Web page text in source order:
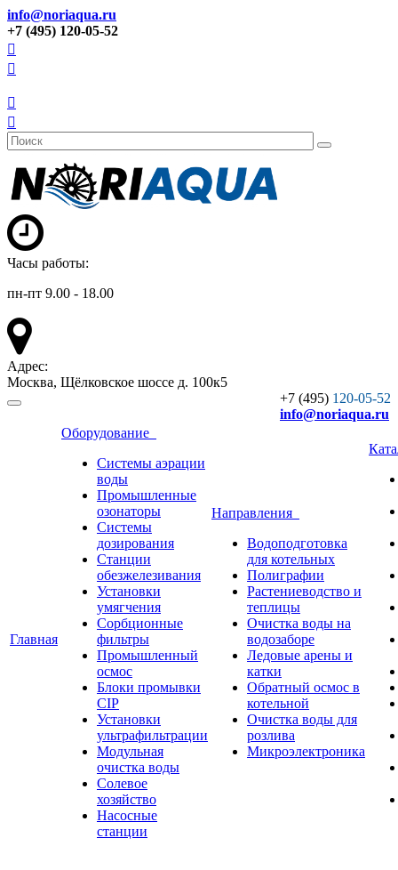
info@noriaqua.ru
+7 (495) 120-05-52
Часы работы:
пн-пт 9.00 - 18.00
Адрес:
Москва, Щёлковское шоссе д. 100к5
+7 (495) 120-05-52
info@noriaqua.ru
Главная
Оборудование
Системы аэрации
воды
Промышленные
озонаторы
Системы
дозирования
Станции
обезжелезивания
Установки
умягчения
Сорбционные
фильтры
Промышленный
осмос
Блоки промывки
CIP
Установки
ультрафильтрации
Модульная
очистка воды
Солевое
хозяйство
Насосные
станции
Направления
Водоподготовка
для котельных
Полиграфии
Растениеводство и
теплицы
Очистка воды на
водозаборе
Ледовые арены и
катки
Обратный осмос в
котельной
Очистка воды для
розлива
Микроэлектроника